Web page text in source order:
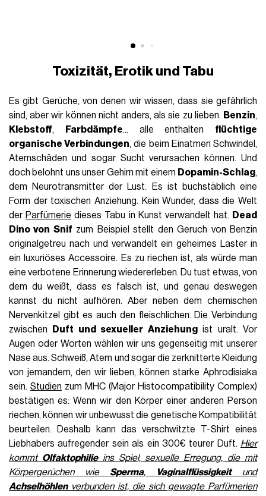
Toxizität, Erotik und Tabu
Es gibt Gerüche, von denen wir wissen, dass sie gefährlich
sind, aber wir können nicht anders, als sie zu lieben. Benzin,
Klebstoff, Farbdämpfe... alle enthalten flüchtige
organische Verbindungen, die beim Einatmen Schwindel,
Atemschäden und sogar Sucht verursachen können. Und
doch belohnt uns unser Gehirn mit einem Dopamin-Schlag,
dem Neurotransmitter der Lust. Es ist buchstäblich eine
Form der toxischen Anziehung. Kein Wunder, dass die Welt
der Parfümerie dieses Tabu in Kunst verwandelt hat. Dead
Dino von Snif zum Beispiel stellt den Geruch von Benzin
originalgetreu nach und verwandelt ein geheimes Laster in
ein luxuriöses Accessoire. Es zu riechen ist, als würde man
eine verbotene Erinnerung wiedererleben. Du tust etwas, von
dem du weißt, dass es falsch ist, und genau deswegen
kannst du nicht aufhören. Aber neben dem chemischen
Nervenkitzel gibt es auch den fleischlichen. Die Verbindung
zwischen
Duft und sexueller Anziehungist uralt. Vor
Augen oder Worten wählen wir uns gegenseitig mit unserer
Nase aus. Schweiß, Atem und sogar die zerknitterte Kleidung
von jemandem, den wir lieben, können starke Aphrodisiaka
sein.Studien zum MHC (Major Histocompatibility Complex)
bestätigen es: Wenn wir den Körper einer anderen Person
riechen, können wir unbewusst die genetische Kompatibilität
beurteilen. Deshalb kann das verschwitzte T-Shirt eines
Liebhabers aufregender sein als ein 300€ teurer Duft. Hier
kommt Olfaktophilieins Spiel, sexuelle Erregung, die mit
Körpergerüchen wie Sperma, Vaginalflüssigkeitund
Achselhöhlenverbunden ist, die sich gewagte Parfümerien